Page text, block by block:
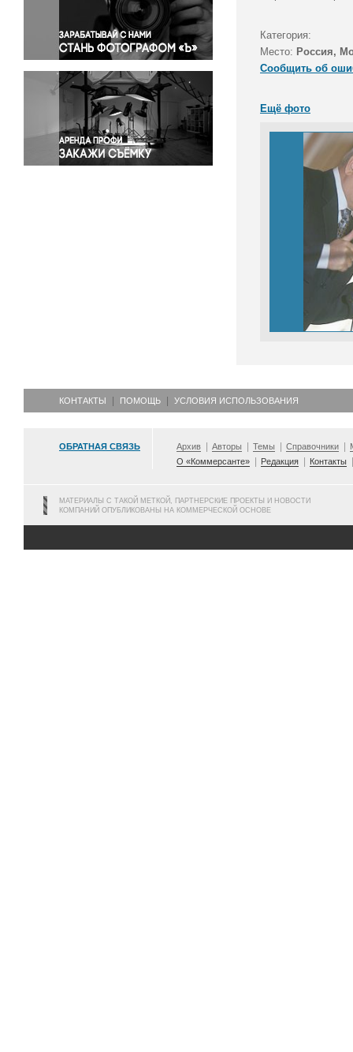
Правосудие
Происшествия и конфликты
Религия
Светская жизнь
Спорт
Экология
Экономика и бизнес
Категория:
Место: Россия,
Сообщить об
Ещё фото
КОНТАКТЫ ПОМОЩЬ УСЛОВИЯ ИСПОЛЬЗОВАНИЯ
ОБРАТНАЯ СВЯЗЬ Архив Авторы Темы Справочники
О «Коммерсанте»
Редакция Контакты
МАТЕРИАЛЫ С ТАКОЙ МЕТКОЙ, ПАРТНЕРСКИЕ ПРОЕКТЫ И НОВОСТИ
КОМПАНИЙ ОПУБЛИКОВАНЫ НА КОММЕРЧЕСКОЙ ОСНОВЕ